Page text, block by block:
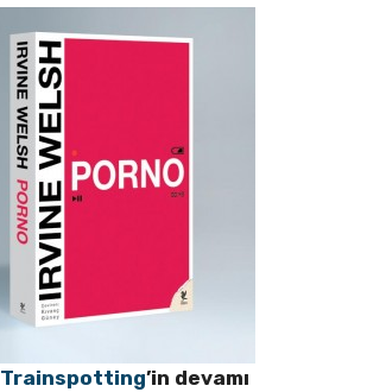
Trainspotting’in devamı